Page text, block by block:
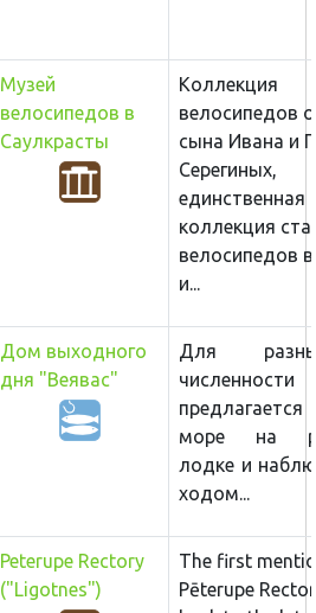
Музей
велосипедов в
Саулкрасты
Коллекция
велосипедов
сына Ивана и
Серегиных,
единственная
коллекция
велосипедов
и...
Дом выходного
дня "Веявас"
Для
море на
лодке и
ходом...
Peterupe Rectory
("Ligotnes")
The first
Pēterupe